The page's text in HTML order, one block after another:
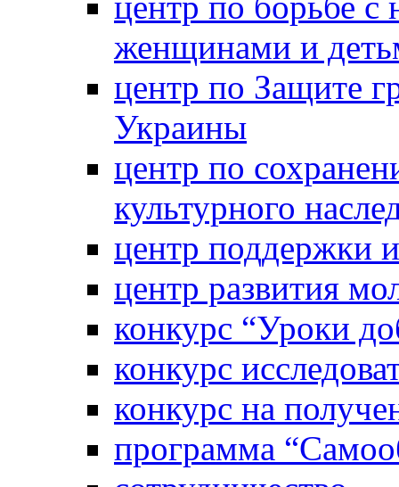
женщинами и
центр по Защите
Украины
центр по
культурного
центр поддержки
центр развития
конкурс “Уроки
конкурс
конкурс на
программа